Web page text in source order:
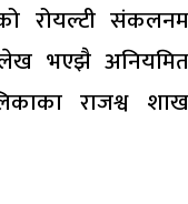
रोयल्टी
भएझै
राजश्व